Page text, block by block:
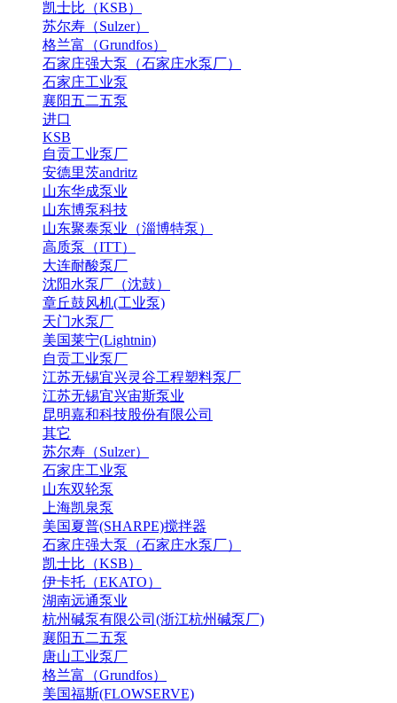
凯士比（KSB）
苏尔寿（Sulzer）
格兰富（Grundfos）
石家庄强大泵（石家庄水泵厂）
石家庄工业泵
襄阳五二五泵
进口
KSB
自贡工业泵厂
安德里茨andritz
山东华成泵业
山东博泵科技
山东聚泰泵业（淄博特泵）
高质泵（ITT）
大连耐酸泵厂
沈阳水泵厂（沈鼓）
章丘鼓风机(工业泵)
天门水泵厂
美国莱宁(Lightnin)
自贡工业泵厂
江苏无锡宜兴灵谷工程塑料泵厂
江苏无锡宜兴宙斯泵业
昆明嘉和科技股份有限公司
其它
苏尔寿（Sulzer）
石家庄工业泵
山东双轮泵
上海凯泉泵
美国夏普(SHARPE)搅拌器
石家庄强大泵（石家庄水泵厂）
凯士比（KSB）
伊卡托（EKATO）
湖南远通泵业
杭州碱泵有限公司(浙江杭州碱泵厂)
襄阳五二五泵
唐山工业泵厂
格兰富（Grundfos）
美国福斯(FLOWSERVE)